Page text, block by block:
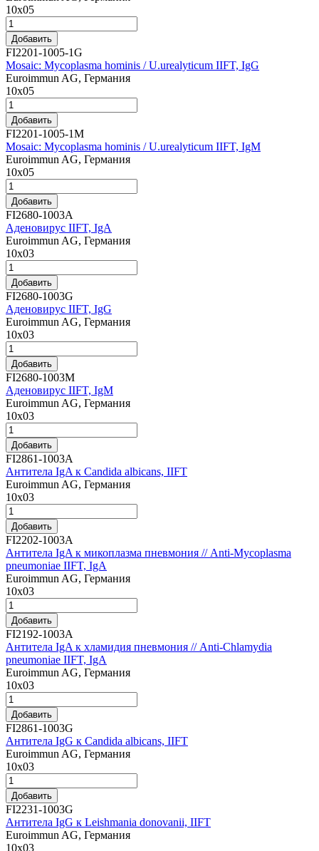
10х05
Добавить
FI2201-1005-1G
Mosaic: Mycoplasma hominis / U.urealyticum IIFT, IgG
Euroimmun AG, Германия
10х05
Добавить
FI2201-1005-1M
Mosaic: Mycoplasma hominis / U.urealyticum IIFT, IgM
Euroimmun AG, Германия
10х05
Добавить
FI2680-1003A
Аденовирус IIFT, IgA
Euroimmun AG, Германия
10х03
Добавить
FI2680-1003G
Аденовирус IIFT, IgG
Euroimmun AG, Германия
10х03
Добавить
FI2680-1003M
Аденовирус IIFT, IgM
Euroimmun AG, Германия
10х03
Добавить
FI2861-1003A
Антитела IgA к Candida albicans, IIFT
Euroimmun AG, Германия
10х03
Добавить
FI2202-1003A
Антитела IgA к микоплазма пневмония // Anti-Mycoplasma
pneumoniae IIFT, IgA
Euroimmun AG, Германия
10х03
Добавить
FI2192-1003A
Антитела IgA к хламидия пневмония // Anti-Chlamydia
pneumoniae IIFT, IgA
Euroimmun AG, Германия
10x03
Добавить
FI2861-1003G
Антитела IgG к Candida albicans, IIFT
Euroimmun AG, Германия
10х03
Добавить
FI2231-1003G
Антитела IgG к Leishmania donovanii, IIFT
Euroimmun AG, Германия
10х03